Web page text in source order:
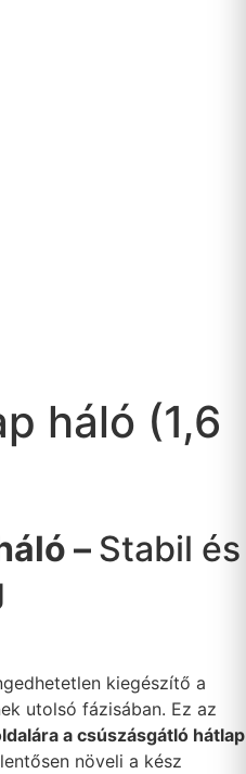
háló (1,6
– Stabil és
kiegészítő a
utolsó fázisában. Ez az
a csúszásgátló hátlap
növeli a kész